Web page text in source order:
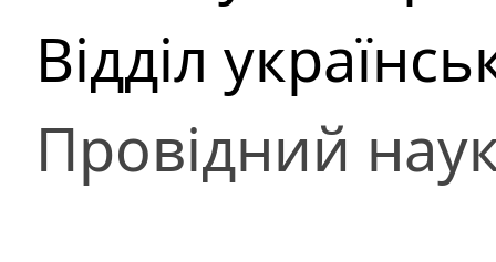
Відділ
Провідний